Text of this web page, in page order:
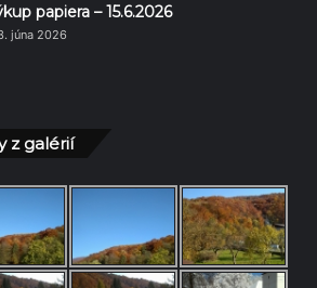
papiera – 15.6.2026
júna 2026
z galérií